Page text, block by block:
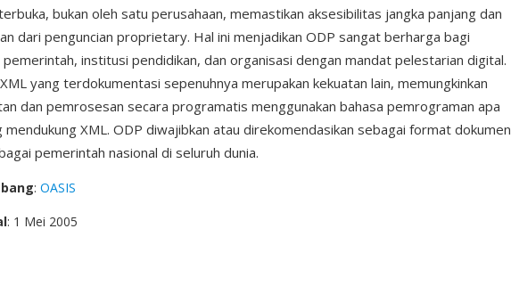
bukan oleh satu perusahaan, memastikan aksesibilitas jangka panjang dan
dari penguncian proprietary. Hal ini menjadikan ODP sangat berharga bagi
institusi pendidikan, dan organisasi dengan mandat pelestarian digital.
yang terdokumentasi sepenuhnya merupakan kekuatan lain, memungkinkan
dan pemrosesan secara programatis menggunakan bahasa pemrograman apa
mendukung XML. ODP diwajibkan atau direkomendasikan sebagai format dokumen
pemerintah nasional di seluruh dunia.
: OASIS
: 1 Mei 2005